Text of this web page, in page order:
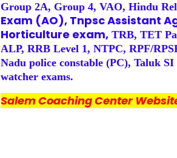
Group 2A, Group 4, VAO, Hindu
Exam (AO), Tnpsc Assistant
Horticulture exam, TRB, TET
ALP, RRB Level 1, NTPC, RPF/
Nadu police constable (PC), Taluk
watcher exams.
Salem Coaching Center